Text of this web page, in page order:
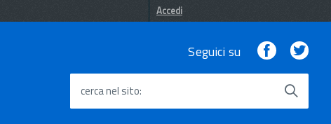
Accedi
Seguici su Facebook
cerca nel sito